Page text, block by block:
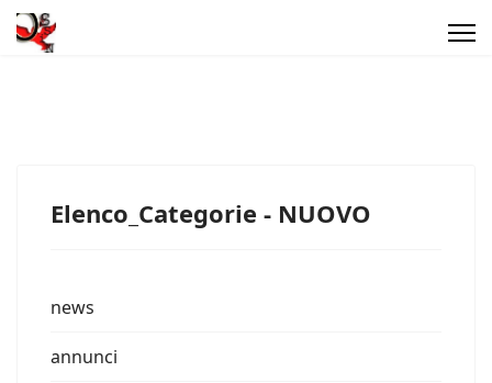
Elenco_Categorie - NUOVO
news
annunci